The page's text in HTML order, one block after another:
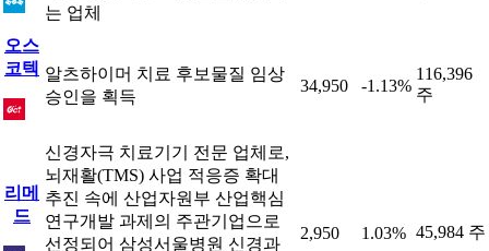
는 업체
오스
코텍 알츠하이머 치료 후보물질 임상
승인을 획득
34,950 -1.13%
116,396
주
리메
드
신경자극 치료기기 전문 업체로,
뇌재활(TMS) 사업 적응증 확대
추진 속에 산업자원부 산업핵심
연구개발 과제의 주관기업으로
선정되어 삼성서울병원 신경과
2,950 1.03% 45,984 주